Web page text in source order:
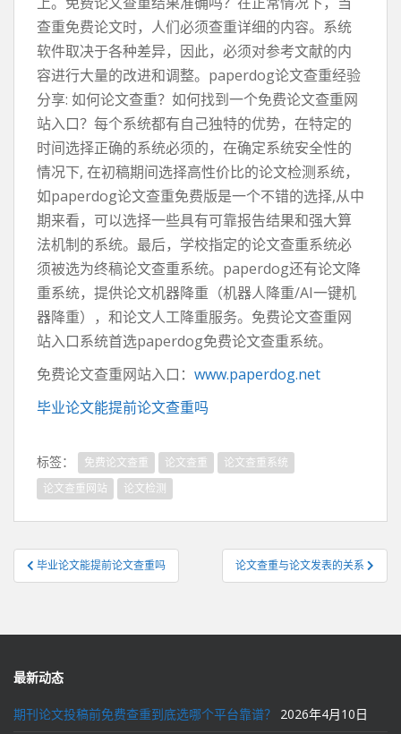
查重免费论文时，人们必须查重详细的内容。系统
软件取决于各种差异，因此，必须对参考文献的内
容进行大量的改进和调整。paperdog论文查重经验
分享: 如何论文查重？如何找到一个免费论文查重网
站入口？每个系统都有自己独特的优势，在特定的
时间选择正确的系统必须的，在确定系统安全性的
情况下, 在初稿期间选择高性价比的论文检测系统，
如paperdog论文查重免费版是一个不错的选择,从中
期来看，可以选择一些具有可靠报告结果和强大算
法机制的系统。最后，学校指定的论文查重系统必
须被选为终稿论文查重系统。paperdog还有论文降
重系统，提供论文机器降重（机器人降重/AI一键机
器降重），和论文人工降重服务。免费论文查重网
站入口系统首选paperdog免费论文查重系统。
免费论文查重网站入口： www.paperdog.net
毕业论文能提前论文查重吗
标签： 免费论文查重 论文查重
论文查重系统
论文查重网站
论文检测
文
章
航
毕业论文能提前论文查重吗 论文查重与论文发表的关系
最新动态
期刊论文投稿前免费查重到底选哪个平台靠谱？ 2026年4月10日